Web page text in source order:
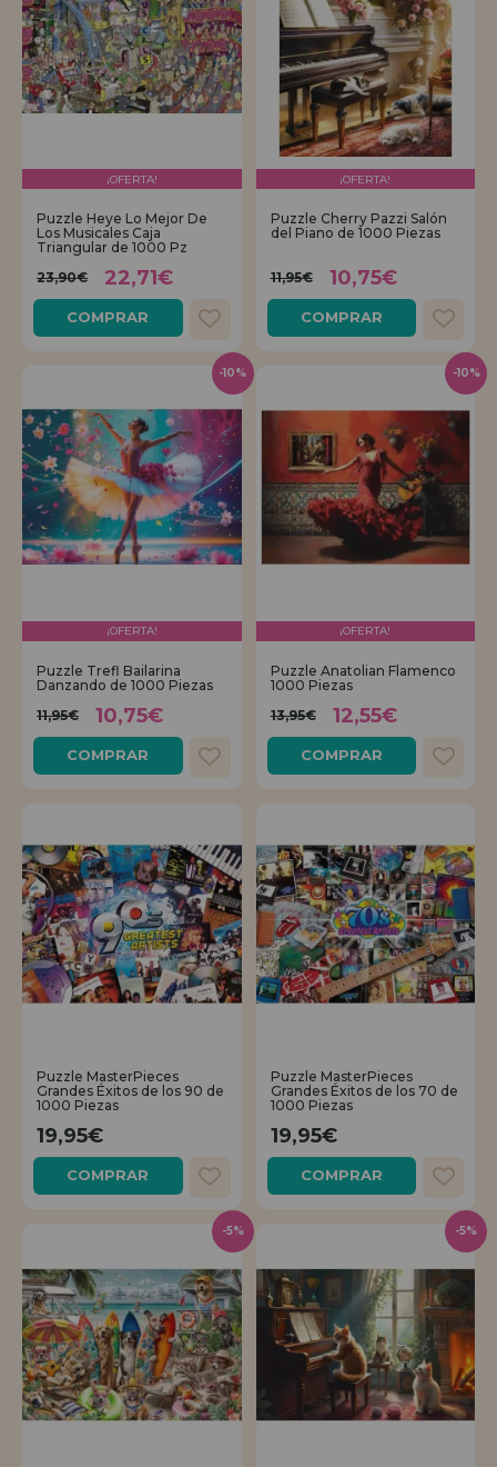
¡OFERTA!
Puzzle Heye Lo Mejor De
Los Musicales Caja
Triangular de 1000 Pz
23,90€
22,71€
COMPRAR
¡OFERTA!
Puzzle Cherry Pazzi Salón
del Piano de 1000 Piezas
11,95€ 10,75€
COMPRAR
¡OFERTA!
Puzzle Trefl Bailarina
Danzando de 1000 Piezas
11,95€
10,75€
COMPRAR
-10%
¡OFERTA!
Puzzle Anatolian Flamenco
1000 Piezas
13,95€
12,55€
COMPRAR
-10%
Puzzle MasterPieces
Grandes Éxitos de los 90 de
1000 Piezas
19,95€
COMPRAR
Puzzle MasterPieces
Grandes Éxitos de los 70 de
1000 Piezas
19,95€
COMPRAR
-5% -5%